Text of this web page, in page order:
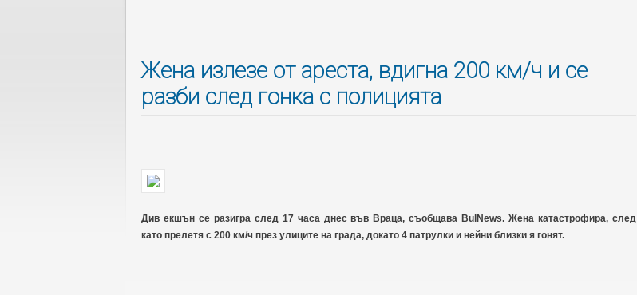
Жена излезе от ареста, вдигна 200 км/ч и се
разби след гонка с полицията
Див екшън се разигра след 17 часа днес във Враца, съобщава BulNews. Жена катастрофира, след
като прелетя с 200 км/ч през улиците на града, докато 4 патрулки и нейни близки я гонят.